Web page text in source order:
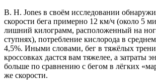
B. H. Jones в своём исследовании
скорости бега примерно 12 км/ч (около 5
лишний килограмм, расположенный на
ступнях), потребление кислорода в
4,5%. Иными словами, бег в тяжёлых
кроссовках дастся вам тяжелее, а затраты
больше по сравнению с бегом в лёгких
же скорости.